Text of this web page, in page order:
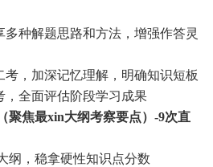
种解题思路和方法，增强作答灵
，加深记忆理解，明确知识短板
全面评估阶段学习成果
聚焦最xin大纲考察要点）-9次直
纲，稳拿硬性知识点分数